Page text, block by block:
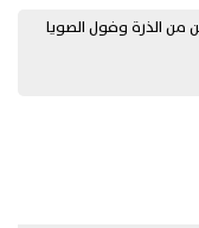
عن 143 ألف طن من الذرة وفول الصويا